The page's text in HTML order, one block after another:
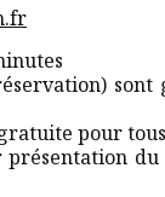
pour
du